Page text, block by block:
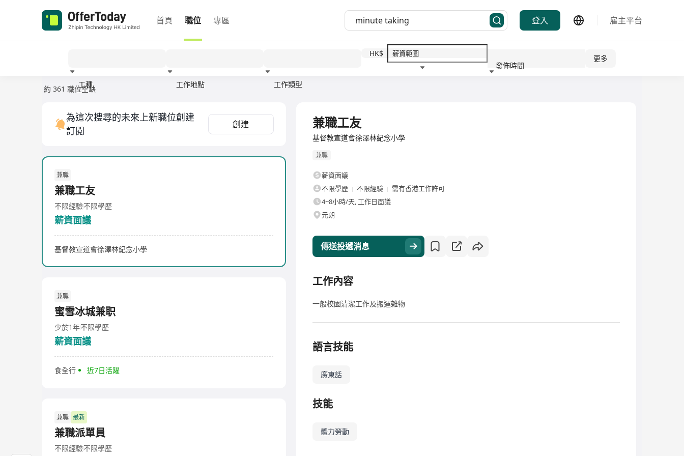
首頁 職位 專區 登入 雇主平台
工種 工作地點 工作類型
HK$
發佈時間
更多
約 361 職位空缺
為這次搜尋的未來上新職位創建
訂閱
創建
兼職
兼職工友
不限經驗不限學歷
薪資面議
基督教宣道會徐澤林紀念小學
兼職
蜜雪冰城兼职
少於1年不限學歷
薪資面議
食全行 近7日活躍
兼職 最新
兼職派單員
不限經驗不限學歷
兼職工友
基督教宣道會徐澤林紀念小學
兼職
薪資面議
不限學歷
不限經驗
需有香港工作許可
4~8小時/天, 工作日面議
元朗
傳送投遞消息
工作內容
一般校園清潔工作及搬運雜物
語言技能
廣東話
技能
體力勞動